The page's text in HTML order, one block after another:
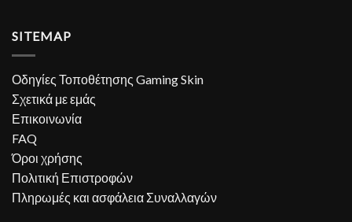
SITEMAP
Οδηγίες Τοποθέτησης Gaming Skin
Σχετικά με εμάς
Επικοινωνία
FAQ
Όροι χρήσης
Πολιτική Επιστροφών
Πληρωμές και ασφάλεια Συναλλαγών